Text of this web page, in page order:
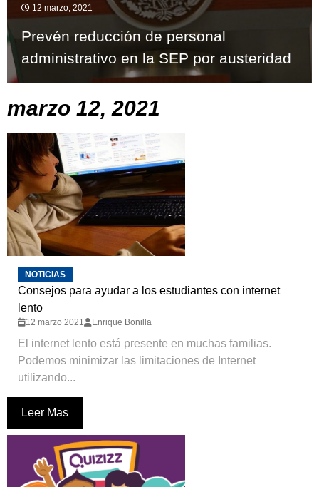
12 marzo, 2021
Prevén reducción de personal
administrativo en la SEP por austeridad
marzo 12, 2021
NOTICIAS
Consejos para ayudar a los estudiantes con internet
lento
12 marzo 2021 Enrique Bonilla
El internet lento está presente en muchas familias.
Podemos minimizar las limitaciones de Internet
utilizando...
Leer Mas